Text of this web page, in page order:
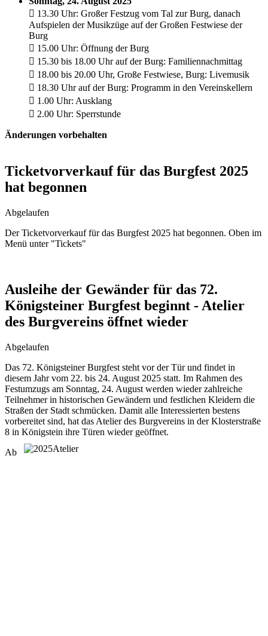
 13.30 Uhr: Großer Festzug vom Tal zur Burg, danach
Aufspielen der Musikzüge auf der Großen Festwiese der
Burg
 15.00 Uhr: Öffnung der Burg
 15.30 bis 18.00 Uhr auf der Burg: Familiennachmittag
 18.00 bis 20.00 Uhr, Große Festwiese, Burg: Livemusik
 18.30 Uhr auf der Burg: Programm in den Vereinskellern
 1.00 Uhr: Ausklang
 2.00 Uhr: Sperrstunde
Änderungen vorbehalten
Ticketvorverkauf für das Burgfest 2025
hat begonnen
Abgelaufen
Der Ticketvorverkauf für das Burgfest 2025 hat begonnen. Oben im
Menü unter "Tickets"
Ausleihe der Gewänder für das 72.
Königsteiner Burgfest beginnt - Atelier
des Burgvereins öffnet wieder
Abgelaufen
Das 72. Königsteiner Burgfest steht vor der Tür und findet in
diesem Jahr vom 22. bis 24. August 2025 statt. Im Rahmen des
Festumzugs am Sonntag, 24. August werden wieder zahlreiche
Teilnehmer in historischen Gewändern und festlichen Kleidern die
Straßen der Stadt schmücken. Damit alle Interessierten bestens
vorbereitet sind, hat das Atelier des Burgvereins in der Klosterstraße
8 in Königstein ihre Türen wieder geöffnet.
Ab